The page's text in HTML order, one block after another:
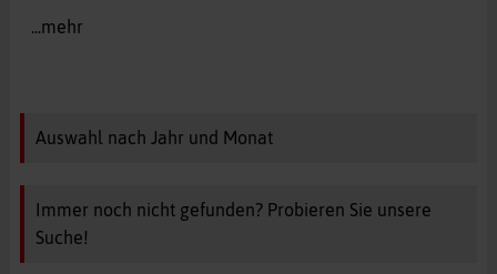
...mehr
Auswahl nach Jahr und Monat
Immer noch nicht gefunden? Probieren Sie unsere
Suche!